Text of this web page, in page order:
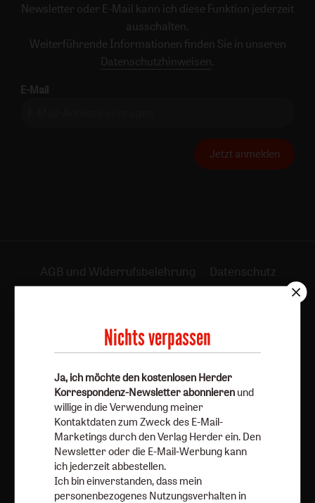
Newsletter oder E-Mail kann ich diese Funktion jederzeit
ausschalten.
Weiterführende Informationen finden Sie in unseren
Datenschutzhinweisen .
E-Mail
Jetzt anmelden
AGB und Widerrufsbelehrung
Datenschutz
Barrierefreiheit
Impressum
Vertrag widerrufen Abo online kündigen
Nach oben
Nichts verpassen
Ja, ich möchte den kostenlosen Herder
Korrespondenz-Newsletter abonnieren und
willige in die Verwendung meiner
Kontaktdaten zum Zweck des E-Mail-
Marketings durch den Verlag Herder ein. Den
Newsletter oder die E-Mail-Werbung kann
ich jederzeit abbestellen.
Ich bin einverstanden, dass mein
personenbezogenes Nutzungsverhalten in